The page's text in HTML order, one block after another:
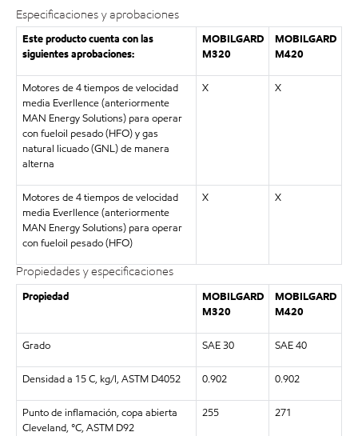
Especificaciones y aprobaciones
Este producto cuenta con las
siguientes aprobaciones:
MOBILGARD
M320
MOBILGARD
M420
Motores de 4 tiempos de velocidad
media Everllence (anteriormente
MAN Energy Solutions) para operar
con fueloil pesado (HFO) y gas
natural licuado (GNL) de manera
alterna
X X
Motores de 4 tiempos de velocidad
media Everllence (anteriormente
MAN Energy Solutions) para operar
con fueloil pesado (HFO)
X X
Propiedades y especificaciones
Propiedad
MOBILGARD
M320
MOBILGARD
M420
Grado SAE 30 SAE 40
Densidad a 15 C, kg/l, ASTM D4052 0.902 0.902
Punto de inflamación, copa abierta
Cleveland, °C, ASTM D92
255 271